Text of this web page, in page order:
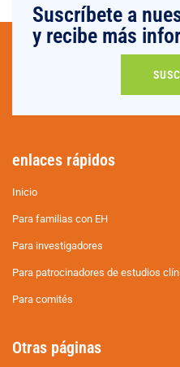
Suscríbete a
y recibe más
enlaces rápidos
Inicio
Para familias con EH
Para investigadores
Para patrocinadores de estudios
Para comités
Otras páginas